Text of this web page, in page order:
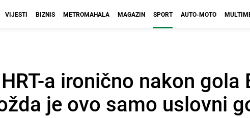
VIJESTI BIZNIS METROMAHALA MAGAZIN SPORT AUTO-MOTO
a ironično nakon
je ovo samo uslovni